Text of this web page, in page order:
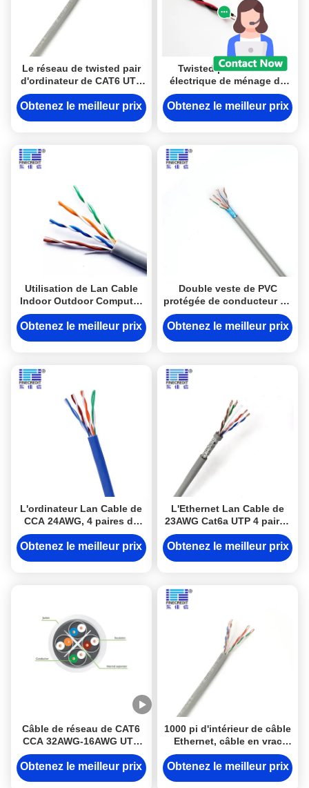
Le réseau de twisted pair
d'ordinateur de CAT6 UTP
câblent 4 paires
d'utilisation de
Obtenez le meilleur prix
Twisted pair de câble
électrique de ménage de
noyau de 0.6/1KV Rvs 2
Obtenez le meilleur prix
Utilisation de Lan Cable
Indoor Outdoor Computer
d'Ethernet de PVC d'OEM
LSZH
Obtenez le meilleur prix
Double veste de PVC
protégée de conducteur de
Lan Cable OFC d'Ethernet
de Cat6 8C
Obtenez le meilleur prix
L'ordinateur Lan Cable de
CCA 24AWG, 4 paires de
ftp Cat5e a échoué le câble
Obtenez le meilleur prix
L'Ethernet Lan Cable de
23AWG Cat6a UTP 4 paires
a tordu le PVC engainé
Obtenez le meilleur prix
Câble de réseau de CAT6
CCA 32AWG-16AWG UTP
avec la certification de la
CE d'UL
Obtenez le meilleur prix
1000 pi d'intérieur de câble
Ethernet, câble en vrac
23awg Cat6 d'UTP
Obtenez le meilleur prix